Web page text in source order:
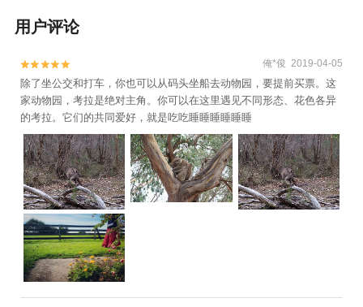
用户评论

 俺*俊 2019-04-05
除了坐公交和打车，你也可以从码头坐船去动物园，要提前买票。这
家动物园，考拉是绝对主角。你可以在这里遇见不同形态、花色各异
的考拉。它们的共同爱好，就是吃吃睡睡睡睡睡睡